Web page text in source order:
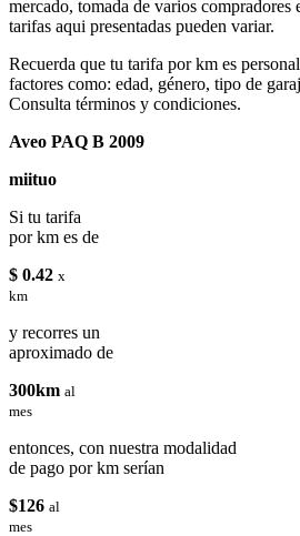
mercado, tomada de varios compradores
tarifas aqui presentadas pueden variar.
Recuerda que tu tarifa por km es
factores como: edad, género, tipo de
Consulta términos y condiciones.
Aveo PAQ B 2009
miituo
Si tu tarifa
por km es de
$ 0.42 x
km
y recorres un
aproximado de
300km al
mes
entonces, con nuestra modalidad
de pago por km serían
$126 al
mes